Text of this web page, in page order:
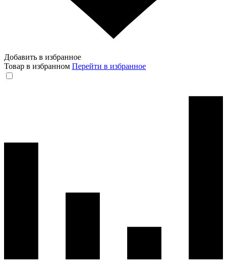
Добавить в избранное
Товар в избранном Перейти в избранное